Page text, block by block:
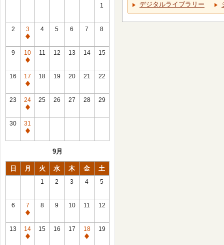
1
2
3
休
館
日
4 5 6 7 8
9
10
休
館
日
11 12 13 14 15
16
17
休
館
日
18 19 20 21 22
23
24
休
館
日
25 26 27 28 29
30
31
休
9月
日 月 火 水 木 金 土
1 2 3 4 5
6
7
休
館
日
8 9 10 11 12
13
14
休
15 16 17
18
休
19
デジタルライブラリー